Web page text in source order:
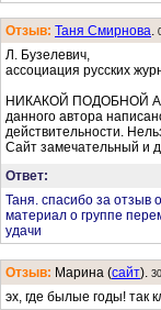
Отзыв: Таня Смирнова.
Л. Бузелевич,
ассоциация русских
НИКАКОЙ ПОДОБНОЙ
данного автора
действительности.
Сайт замечательный и
Ответ:
Таня. спасибо за отзыв
материал о группе
удачи
Отзыв: Марина (cайт).
эх, где былые годы! так